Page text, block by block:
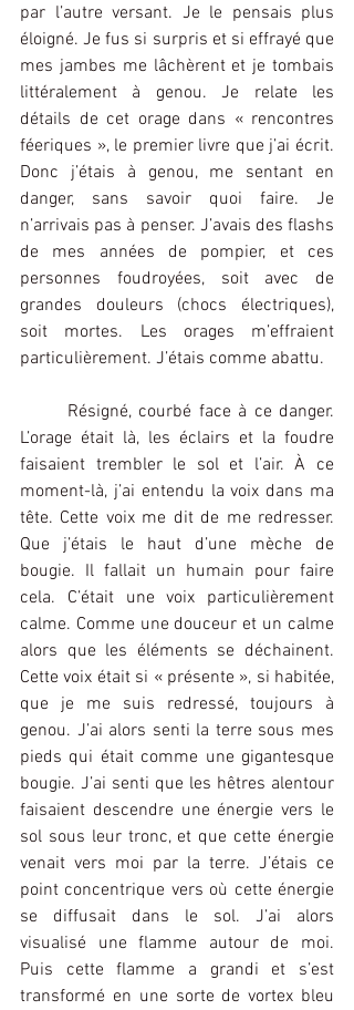
par l’autre versant. Je le pensais plus
éloigné. Je fus si surpris et si effrayé que
mes jambes me lâchèrent et je tombais
littéralement à genou. Je relate les
détails de cet orage dans « rencontres
féeriques », le premier livre que j’ai écrit.
Donc j’étais à genou, me sentant en
danger, sans savoir quoi faire. Je
n’arrivais pas à penser. J’avais des flashs
de mes années de pompier, et ces
personnes foudroyées, soit avec de
grandes douleurs (chocs électriques),
soit mortes. Les orages m’effraient
particulièrement. J’étais comme abattu.
L’orage était là, les éclairs et la foudre
faisaient trembler le sol et l’air. À ce
moment-là, j’ai entendu la voix dans ma
tête. Cette voix me dit de me redresser.
Que j’étais le haut d’une mèche de
bougie. Il fallait un humain pour faire
cela. C’était une voix particulièrement
calme. Comme une douceur et un calme
alors que les éléments se déchainent.
Cette voix était si « présente », si habitée,
que je me suis redressé, toujours à
genou. J’ai alors senti la terre sous mes
pieds qui était comme une gigantesque
bougie. J’ai senti que les hêtres alentour
faisaient descendre une énergie vers le
sol sous leur tronc, et que cette énergie
venait vers moi par la terre. J’étais ce
point concentrique vers où cette énergie
se diffusait dans le sol. J’ai alors
visualisé une flamme autour de moi.
Puis cette flamme a grandi et s’est
transformé en une sorte de vortex bleu